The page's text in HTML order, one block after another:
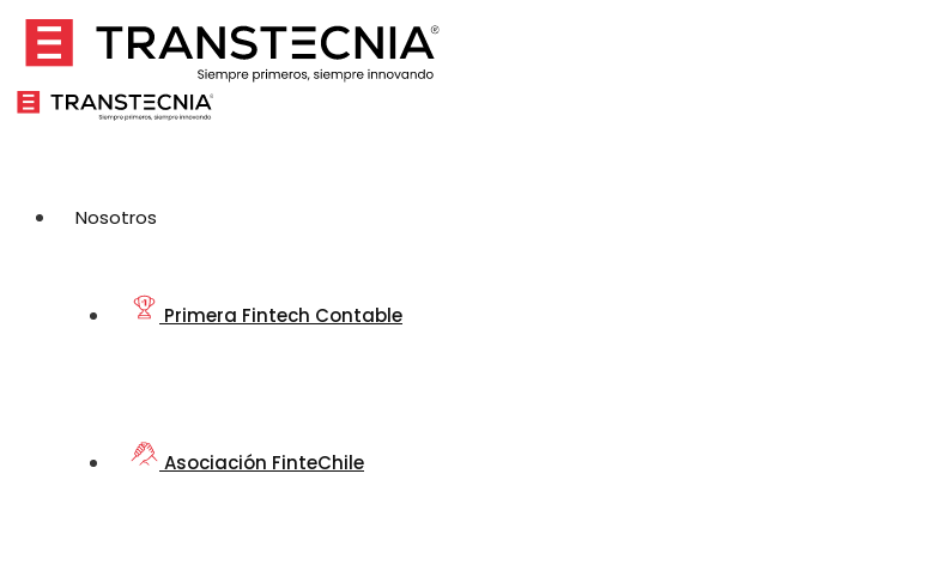
Nosotros
Primera Fintech Contable
Asociación FinteChile